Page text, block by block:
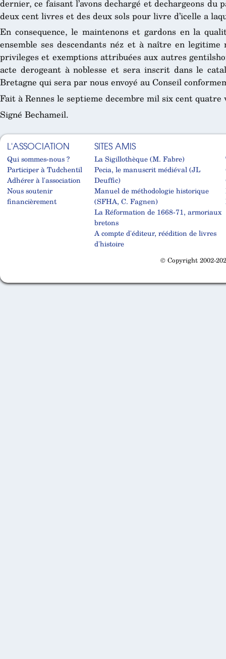
dernier, ce faisant l’avons dechargé et dechargeons du
deux cent livres et des deux sols pour livre d’icelle a
En consequence, le maintenons et gardons en la
ensemble ses descendants néz et à naître en legitime
privileges et exemptions attribuées aux autres
acte derogeant à noblesse et sera inscrit dans le
Bretagne qui sera par nous envoyé au Conseil
Fait à Rennes le septieme decembre mil six cent
Signé Bechameil.
L'ASSOCIATION
Qui sommes-nous ?
Participer à Tudchentil
Adhérer à l'association
Nous soutenir
financièrement
SITES AMIS
La Sigillothèque (M. Fabre)
Pecia, le manuscrit médiéval (JL
Deuffic)
Manuel de méthodologie historique
(SFHA, C. Fagnen)
La Réformation de 1668-71, armoriaux
bretons
A compte d'éditeur, réédition de livres
d'histoire
© Copyright 2002-